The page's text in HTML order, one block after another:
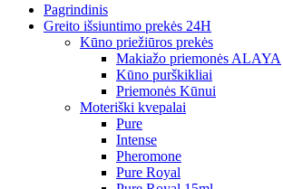
Pagrindinis
Greito išsiuntimo prekės 24H
Kūno priežiūros prekės
Makiažo priemonės ALAYA
Kūno purškikliai
Priemonės Kūnui
Moteriški kvepalai
Pure
Intense
Pheromone
Pure Royal